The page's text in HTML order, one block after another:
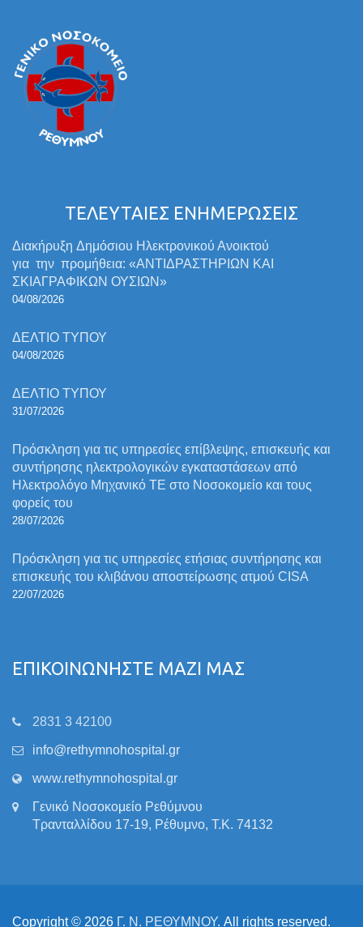
ΤΕΛΕΥΤΑΙΕΣ ΕΝΗΜΕΡΩΣΕΙΣ
Διακήρυξη Δημόσιου Ηλεκτρονικού Ανοικτού
για την προμήθεια: «ΑΝΤΙΔΡΑΣΤΗΡΙΩΝ ΚΑΙ
ΣΚΙΑΓΡΑΦΙΚΩΝ ΟΥΣΙΩΝ»
04/08/2026
ΔΕΛΤΙΟ ΤΥΠΟΥ
04/08/2026
ΔΕΛΤΙΟ ΤΥΠΟΥ
31/07/2026
Πρόσκληση για τις υπηρεσίες επίβλεψης, επισκευής και
συντήρησης ηλεκτρολογικών εγκαταστάσεων από
Ηλεκτρολόγο Μηχανικό ΤΕ στο Νοσοκομείο και τους
φορείς του
28/07/2026
Πρόσκληση για τις υπηρεσίες ετήσιας συντήρησης και
επισκευής του κλιβάνου αποστείρωσης ατμού CISA
22/07/2026
ΕΠΙΚΟΙΝΩΝΗΣΤΕ ΜΑΖΙ ΜΑΣ
2831 3 42100
info@rethymnohospital.gr
www.rethymnohospital.gr
Γενικό Νοσοκομείο Ρεθύμνου
Τρανταλλίδου 17-19, Ρέθυμνο, Τ.Κ. 74132
Copyright © 2026 Γ. Ν. ΡΕΘΥΜΝΟΥ. All rights reserved.